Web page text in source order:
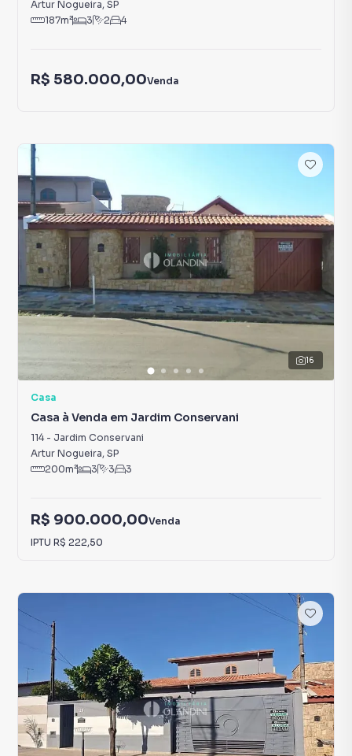
Artur Nogueira, SP
187m² 3 2 4
R$ 580.000,00Venda
16
Casa
Casa à Venda em Jardim Conservani
114- Jardim Conservani
Artur Nogueira, SP
200m² 3 3 3
R$ 900.000,00Venda
IPTU R$ 222,50